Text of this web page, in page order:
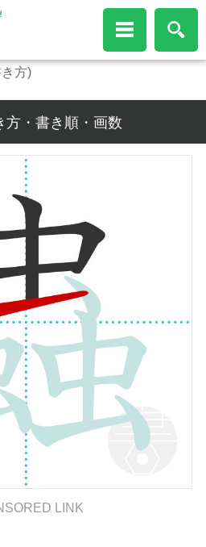
き方)
方・書き順・画数
LINK